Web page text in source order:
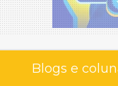
Blogs e